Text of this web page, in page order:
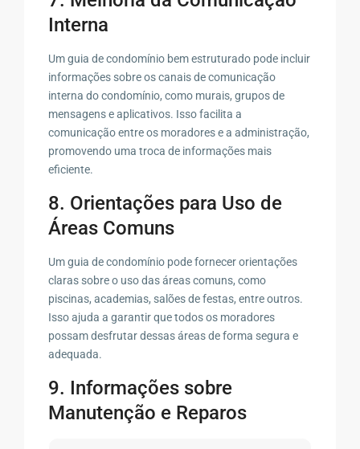
Interna
Um guia de condomínio bem estruturado pode incluir
informações sobre os canais de comunicação
interna do condomínio, como murais, grupos de
mensagens e aplicativos. Isso facilita a
comunicação entre os moradores e a administração,
promovendo uma troca de informações mais
eficiente.
8. Orientações para Uso de
Áreas Comuns
Um guia de condomínio pode fornecer orientações
claras sobre o uso das áreas comuns, como
piscinas, academias, salões de festas, entre outros.
Isso ajuda a garantir que todos os moradores
possam desfrutar dessas áreas de forma segura e
adequada.
9. Informações sobre
Manutenção e Reparos